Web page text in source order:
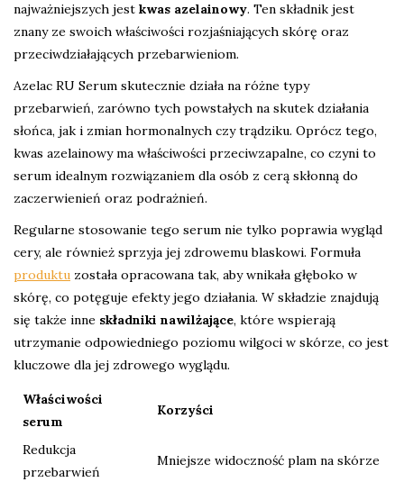
najważniejszych jest kwas azelainowy. Ten składnik jest
znany ze swoich właściwości rozjaśniających skórę oraz
przeciwdziałających przebarwieniom.
Azelac RU Serum skutecznie działa na różne typy
przebarwień, zarówno tych powstałych na skutek działania
słońca, jak i zmian hormonalnych czy trądziku. Oprócz tego,
kwas azelainowy ma właściwości przeciwzapalne, co czyni to
serum idealnym rozwiązaniem dla osób z cerą skłonną do
zaczerwienień oraz podrażnień.
Regularne stosowanie tego serum nie tylko poprawia wygląd
cery, ale również sprzyja jej zdrowemu blaskowi. Formuła
produktu została opracowana tak, aby wnikała głęboko w
skórę, co potęguje efekty jego działania. W składzie znajdują
się także inne składniki nawilżające, które wspierają
utrzymanie odpowiedniego poziomu wilgoci w skórze, co jest
kluczowe dla jej zdrowego wyglądu.
Właściwości
serum
Korzyści
Redukcja
przebarwień
Mniejsze widoczność plam na skórze